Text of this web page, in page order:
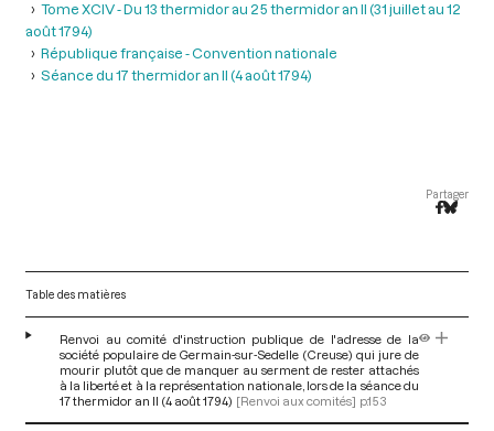
Tome XCIV - Du 13 thermidor au 25 thermidor an II (31 juillet au 12
août 1794)
République française - Convention nationale
Séance du 17 thermidor an II (4 août 1794)
Partager
Table des matières
Renvoi au comité d'instruction publique de l'adresse de la
société populaire de Germain-sur-Sedelle (Creuse) qui jure de
mourir plutôt que de manquer au serment de rester attachés
à la liberté et à la représentation nationale, lors de la séance du
17 thermidor an II (4 août 1794) [Renvoi aux comités] p.153